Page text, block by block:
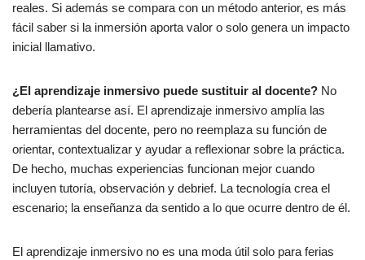
reales. Si además se compara con un método anterior, es más
fácil saber si la inmersión aporta valor o solo genera un impacto
inicial llamativo.
¿El aprendizaje inmersivo puede sustituir al docente? No
debería plantearse así. El aprendizaje inmersivo amplía las
herramientas del docente, pero no reemplaza su función de
orientar, contextualizar y ayudar a reflexionar sobre la práctica.
De hecho, muchas experiencias funcionan mejor cuando
incluyen tutoría, observación y debrief. La tecnología crea el
escenario; la enseñanza da sentido a lo que ocurre dentro de él.
El aprendizaje inmersivo no es una moda útil solo para ferias